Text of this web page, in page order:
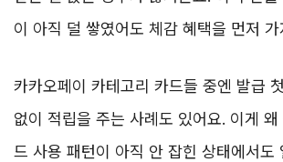
이 아직 덜 쌓였어도 체감 혜택을 먼저
카카오페이 카테고리 카드들 중엔 발급
없이 적립을 주는 사례도 있어요. 이게
드 사용 패턴이 아직 안 잡힌 상태에서도